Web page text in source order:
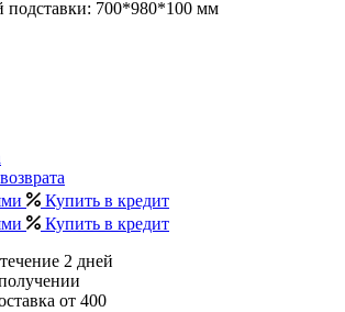
подставки: 700*980*100 мм
Купить в кредит
Купить в кредит
2 дней
от 400